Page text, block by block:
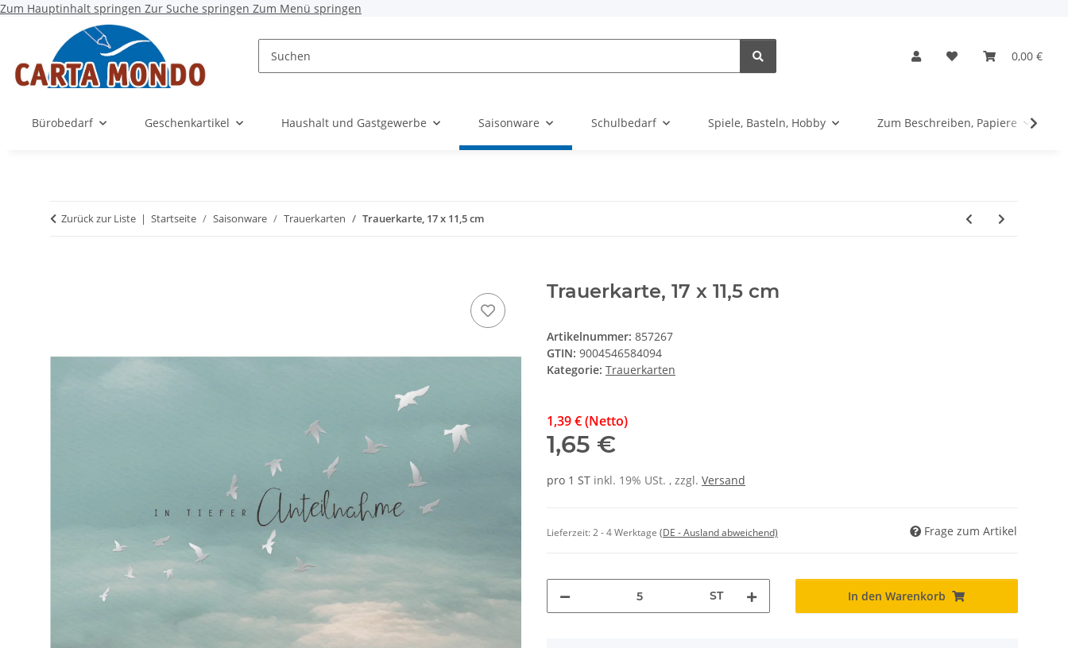
Zum Hauptinhalt springen Zur Suche springen Zum Menü springen
0,00 €
Bürobedarf Geschenkartikel Haushalt und Gastgewerbe Saisonware Schulbedarf Spiele, Basteln, Hobby Zum Beschreiben, Papiere
Zurück zur Liste Startseite Saisonware Trauerkarten Trauerkarte, 17 x 11,5 cm
Trauerkarte, 17 x 11,5 cm
Artikelnummer: 857267
GTIN: 9004546584094
Kategorie: Trauerkarten
1,39 € (Netto)
1,65 €
pro 1 ST inkl. 19% USt. , zzgl. Versand
Lieferzeit:2 - 4 Werktage (DE - Ausland abweichend) Frage zum Artikel
ST In den Warenkorb